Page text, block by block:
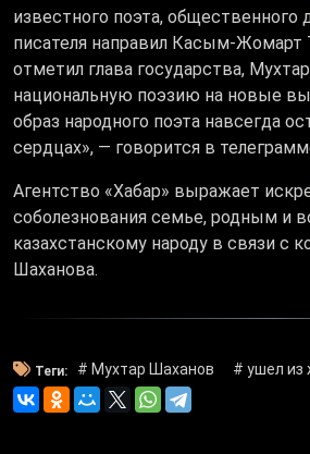
известного поэта, общественного
писателя направил Касым-Жомарт
отметил глава государства,
национальную поэзию на новые
образ народного поэта навсегда
сердцах», — говорится в
Агентство «Хабар» выражает
соболезнования семье, родным и
казахстанскому народу в связи с
Шаханова.
Теги: # Мухтар Шаханов # ушел из